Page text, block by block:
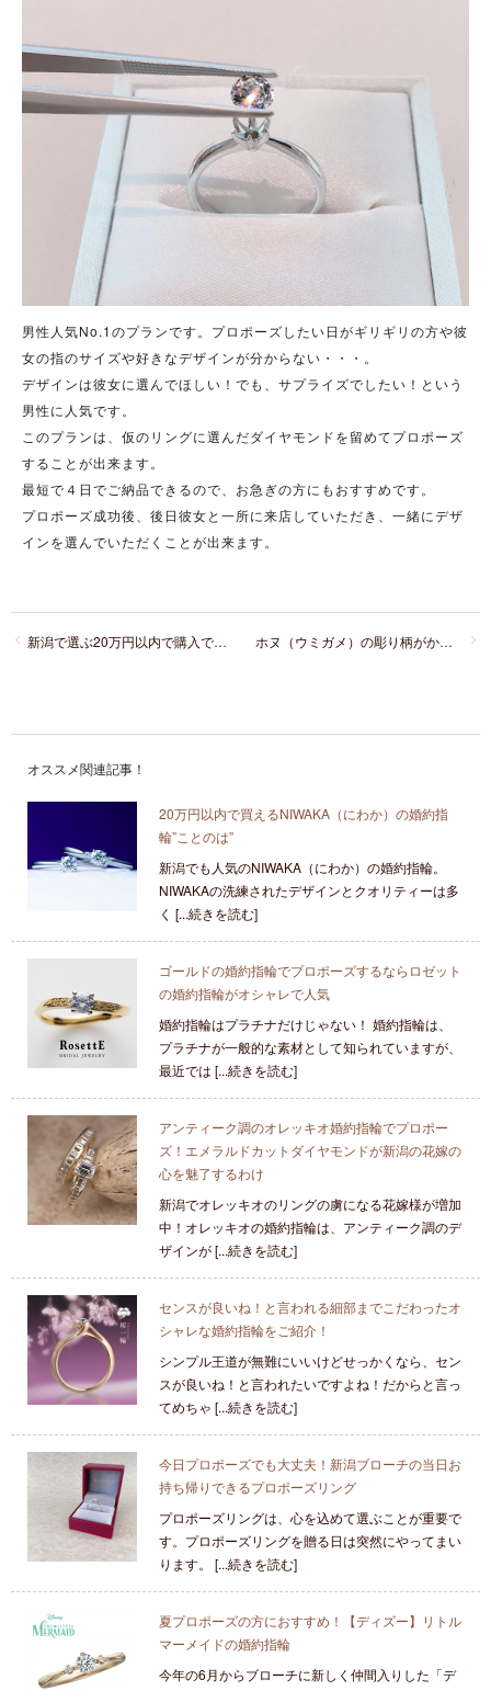
男性人気No.1のプランです。プロポーズしたい日がギリギリの方や彼
女の指のサイズや好きなデザインが分からない・・・。
デザインは彼女に選んでほしい！でも、サプライズでしたい！という
男性に人気です。
このプランは、仮のリングに選んだダイヤモンドを留めてプロポーズ
することが出来ます。
最短で４日でご納品できるので、お急ぎの方にもおすすめです。
プロポーズ成功後、後日彼女と一所に来店していただき、一緒にデザ
インを選んでいただくことが出来ます。
ホヌ（ウミガメ）の彫り柄がかわいいハワイアンジュエリーの結婚指輪！
新潟で選ぶ20万円以内で購入できる結婚指輪特集
オススメ関連記事！
20万円以内で買えるNIWAKA（にわか）の婚約指
輪”ことのは”
新潟でも人気のNIWAKA（にわか）の婚約指輪。
NIWAKAの洗練されたデザインとクオリティーは多
く [...続きを読む]
ゴールドの婚約指輪でプロポーズするならロゼット
の婚約指輪がオシャレで人気
婚約指輪はプラチナだけじゃない！ 婚約指輪は、
プラチナが一般的な素材として知られていますが、
最近では [...続きを読む]
アンティーク調のオレッキオ婚約指輪でプロポー
ズ！エメラルドカットダイヤモンドが新潟の花嫁の
心を魅了するわけ
新潟でオレッキオのリングの虜になる花嫁様が増加
中！オレッキオの婚約指輪は、アンティーク調のデ
ザインが [...続きを読む]
センスが良いね！と言われる細部までこだわったオ
シャレな婚約指輪をご紹介！
シンプル王道が無難にいいけどせっかくなら、セン
スが良いね！と言われたいですよね！だからと言っ
てめちゃ [...続きを読む]
今日プロポーズでも大丈夫！新潟ブローチの当日お
持ち帰りできるプロポーズリング
プロポーズリングは、心を込めて選ぶことが重要で
す。プロポーズリングを贈る日は突然にやってまい
ります。 [...続きを読む]
夏プロポーズの方におすすめ！【ディズー】リトル
マーメイドの婚約指輪
今年の6月からブローチに新しく仲間入りした「デ